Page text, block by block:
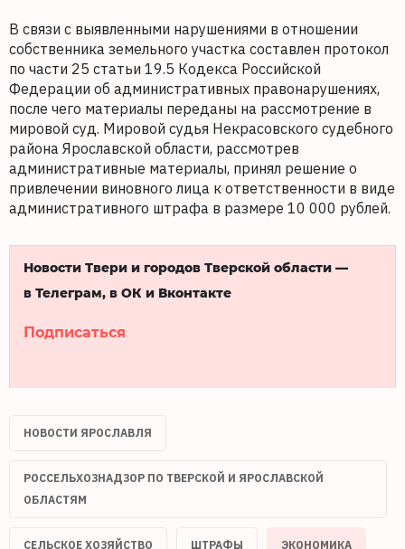
В связи с выявленными нарушениями в отношении
собственника земельного участка составлен протокол
по части 25 статьи 19.5 Кодекса Российской
Федерации об административных правонарушениях,
после чего материалы переданы на рассмотрение в
мировой суд. Мировой судья Некрасовского судебного
района Ярославской области, рассмотрев
административные материалы, принял решение о
привлечении виновного лица к ответственности в виде
административного штрафа в размере 10 000 рублей.
Новости Твери и городов Тверской области —
в Телеграм, в ОК и Вконтакте
Подписаться
НОВОСТИ ЯРОСЛАВЛЯ
РОССЕЛЬХОЗНАДЗОР ПО ТВЕРСКОЙ И ЯРОСЛАВСКОЙ
ОБЛАСТЯМ
СЕЛЬСКОЕ ХОЗЯЙСТВО ШТРАФЫ ЭКОНОМИКА